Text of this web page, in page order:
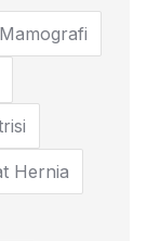
Mamografi
Hernia